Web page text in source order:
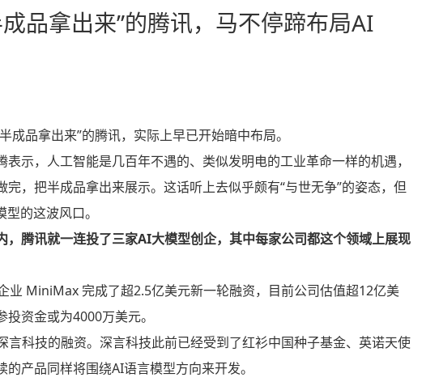
品拿出来”的腾讯，马不停蹄布局AI
品拿出来”的腾讯，实际上早已开始暗中布局。
示， 人工智能是几百年不遇的、类似发明电的工业革命一样的机遇，
，把半成品拿出来展示。这话听上去似乎颇有“与世无争”的姿态，但
的这波风口。
腾讯就一连投了三家AI大模型创企，其中每家公司都这个领域上展现
业 MiniMax 完成了超2.5亿美元新一轮融资，目前公司估值超12亿美
资金或为4000万美元。
言科技的融资。深言科技此前已经受到了红衫中国种子基金、英诺天使
产品同样将围绕AI语言模型方向来开发。